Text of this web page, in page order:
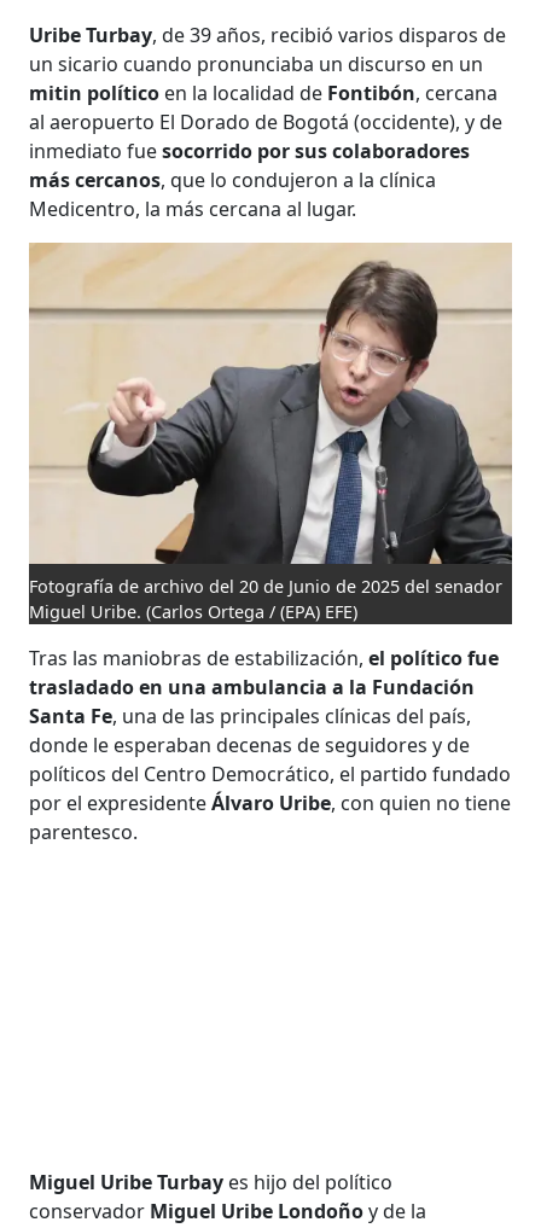
Uribe Turbay, de 39 años, recibió varios disparos de
un sicario cuando pronunciaba un discurso en un
mitin político en la localidad de Fontibón, cercana
al aeropuerto El Dorado de Bogotá (occidente), y de
inmediato fuesocorrido por sus colaboradores
más cercanos, que lo condujeron a la clínica
Medicentro, la más cercana al lugar.
Fotografía de archivo del 20 de Junio de 2025 del senador
Miguel Uribe. (Carlos Ortega / (EPA) EFE)
Tras las maniobras de estabilización,el político fue
trasladado en una ambulancia a la Fundación
Santa Fe, una de las principales clínicas del país,
donde le esperaban decenas de seguidores y de
políticos del Centro Democrático, el partido fundado
por el expresidenteÁlvaro Uribe, con quien no tiene
parentesco.
Miguel Uribe Turbay es hijo del político
conservador Miguel Uribe Londoñoy de la